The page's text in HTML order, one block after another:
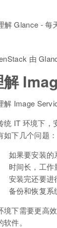
由
解
解 Image
统 IT 环境下，
如下几个问题：
如果要安装
时间长，工作
安装完还要
备份和恢复系
境下需要更高
软件。